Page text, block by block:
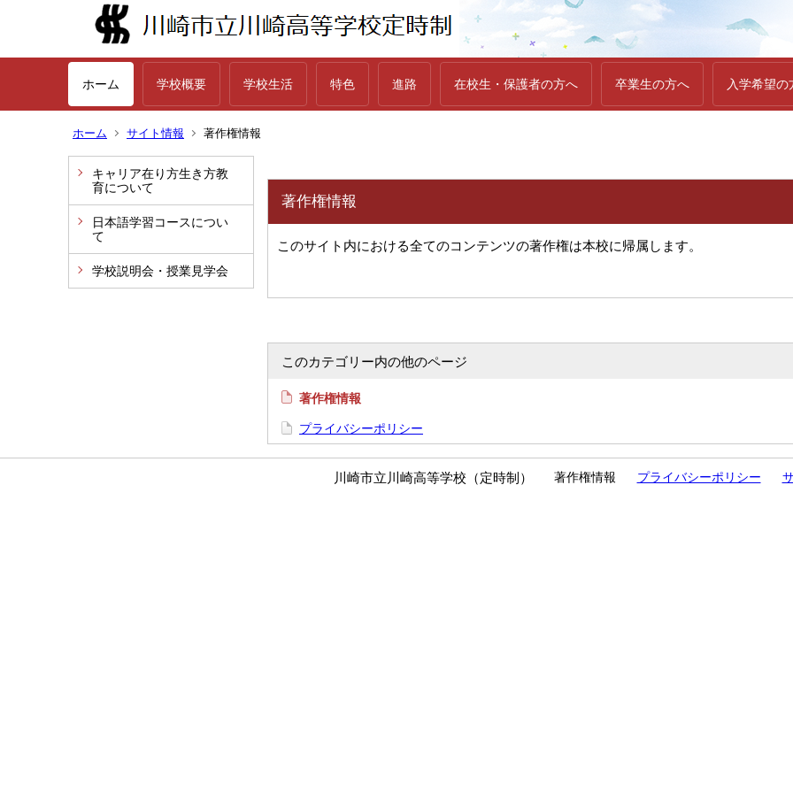
ホーム 学校概要 学校生活 特色 進路 在校生・保護者の方へ 卒業生の方へ 入学希望の
ホーム サイト情報 著作権情報
キャリア在り方生き方教
育について
日本語学習コースについ
て
学校説明会・授業見学会
著作権情報
このサイト内における全てのコンテンツの著作権は本校に帰属します。
このカテゴリー内の他のページ
著作権情報
プライバシーポリシー
川崎市立川崎高等学校（定時制） 著作権情報 プライバシーポリシー